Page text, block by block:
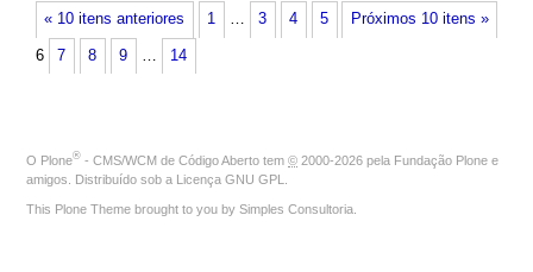
« 10 itens anteriores Próximos 10 itens »
1 … 3 4 5
6 7 8 9 … 14
O Plone® - CMS/WCM de Código Aberto tem © 2000-2026 pela Fundação Plone e
amigos. Distribuído sob a Licença GNU GPL
This Plone Theme brought to you by Simples Consultoria